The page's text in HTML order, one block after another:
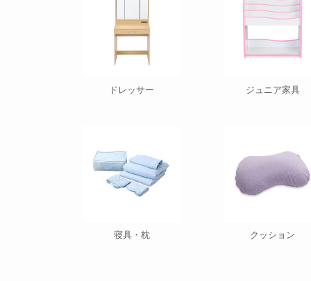
ドレッサー ジュニア家具
寝具・枕 クッション